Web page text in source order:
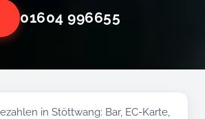
01604 996655
in Stöttwang: Bar, EC-Karte,